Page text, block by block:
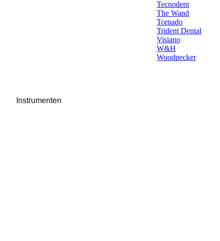
Tecnodent
The Wand
Tornado
Trident Dental
Visiano
W&H
Woodpecker
Instrumenten